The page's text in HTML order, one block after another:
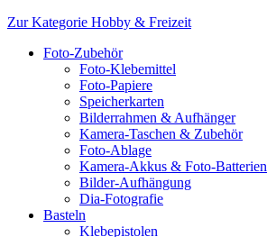
Zur Kategorie Hobby & Freizeit
Foto-Zubehör
Foto-Klebemittel
Foto-Papiere
Speicherkarten
Bilderrahmen & Aufhänger
Kamera-Taschen & Zubehör
Foto-Ablage
Kamera-Akkus & Foto-Batterien
Bilder-Aufhängung
Dia-Fotografie
Basteln
Klebepistolen